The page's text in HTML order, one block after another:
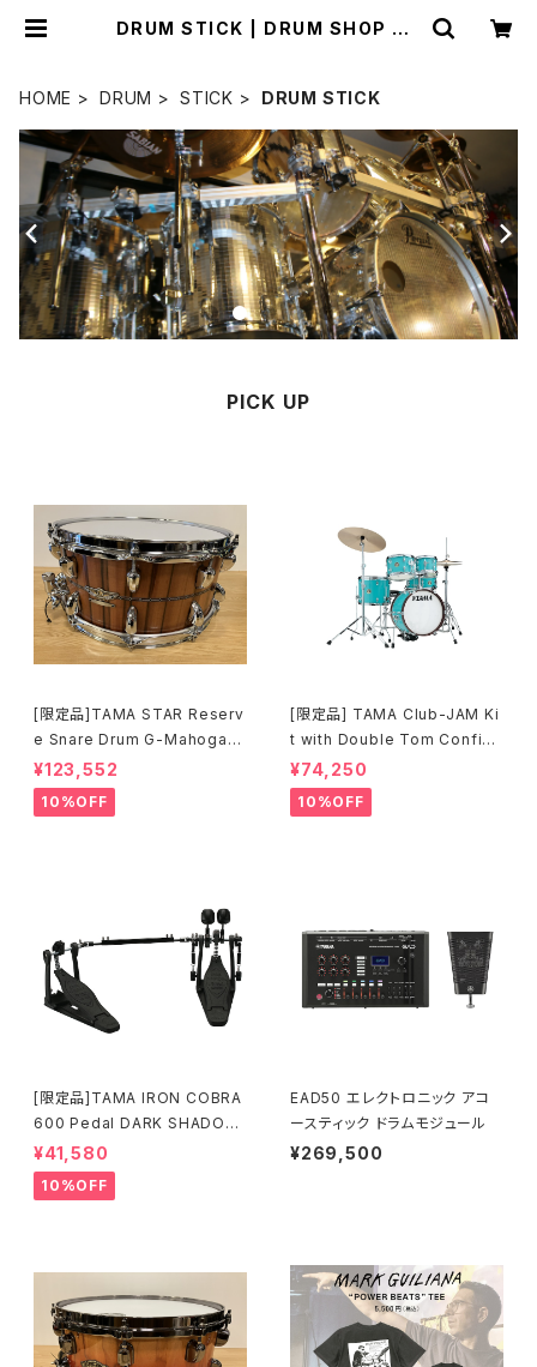
DRUM STICK | DRUM SHOP AC
HOME DRUM STICK DRUM STICK
PICK UP
[限定品]TAMA STAR Reserv
e Snare Drum G-Mahogany
TGHS1465S-SNT
¥123,552
10%OFF
[限定品] TAMA Club-JAM Ki
t with Double Tom Configu
ration アクア・ブルー (AQB) L
JK56S-AQB
¥74,250
10%OFF
[限定品]TAMA IRON COBRA
600 Pedal DARK SHADOW
Edition Twin Pedal HP600
DTWMB
¥41,580
10%OFF
EAD50 エレクトロニック アコ
ースティック ドラムモジュール
¥269,500